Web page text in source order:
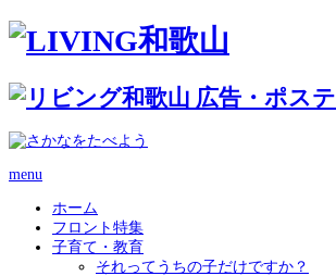
menu
ホーム
フロント特集
子育て・教育
それってうちの子だけですか？